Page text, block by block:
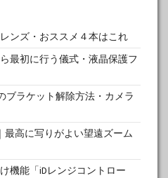
ンズ・おススメ４本はこれ
最初に行う儀式・液晶保護フ
ブラケット解除方法・カメラ
最高に写りがよい望遠ズーム
機能「iDレンジコントロー